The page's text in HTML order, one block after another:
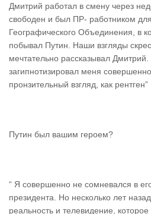
Дмитрий работал в смену через
свободен и был ПР- работником
Географического Объединения, в
побывал Путин. Наши взгляды
мечтательно рассказывал
загипнотизировал меня
пронзительный взгляд, как рентген”
Путин был вашим героем?
“ Я совершенно не сомневался в
президента. Но несколько лет
реальность и телевидение,